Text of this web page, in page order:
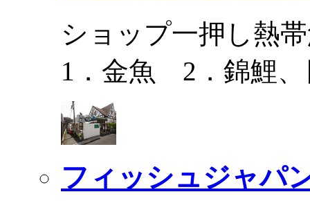
ショップ一押し熱
1．金魚 2．錦鯉、
フィッシュジャパ